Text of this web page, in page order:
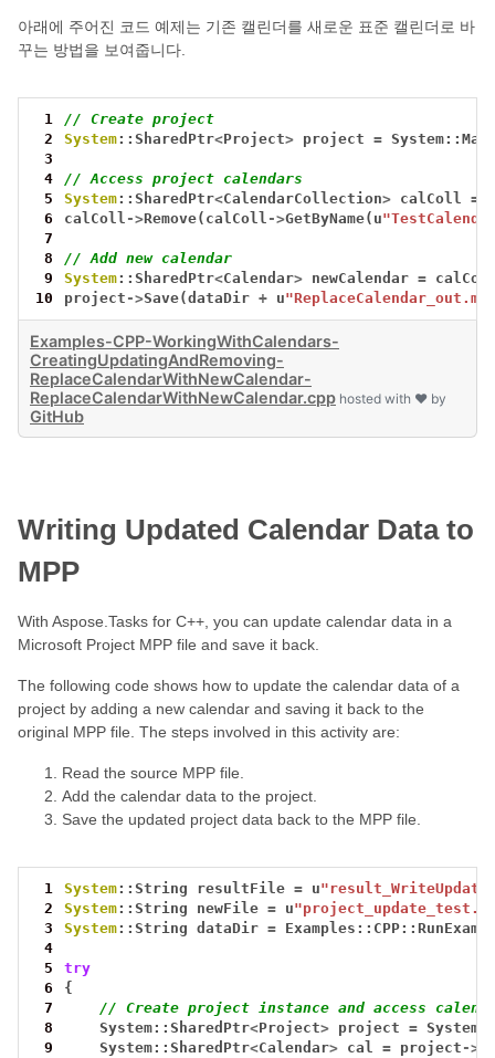
아래에 주어진 코드 예제는 기존 캘린더를 새로운 표준 캘린더로 바
꾸는 방법을 보여줍니다.
1
// Create project
2
System::SharedPtr<Project> project =
3
4
// Access project calendars
5
System::SharedPtr<CalendarCollection> calColl =
6
calColl ->Remove(calColl ->GetByName(u
7
8
// Add new calendar
9
System::SharedPtr<Calendar> newCalendar =
10
project ->Save(dataDir + u
Examples-CPP-WorkingWithCalendars-
CreatingUpdatingAndRemoving-
ReplaceCalendarWithNewCalendar-
ReplaceCalendarWithNewCalendar.cpp hosted with ❤ by
GitHub
Writing Updated Calendar Data to
MPP
With Aspose.Tasks for C++, you can update calendar data in a
Microsoft Project MPP file and save it back.
The following code shows how to update the calendar data of a
project by adding a new calendar and saving it back to the
original MPP file. The steps involved in this activity are:
Read the source MPP file.
Add the calendar data to the project.
Save the updated project data back to the MPP file.
1 System::String resultFile = u
2
System::String newFile = u
3
System::String dataDir =
4
5
try
6
{
7
// Create project instance and access
8
System::SharedPtr<Project> project =
9
System::SharedPtr<Calendar> cal = project ->